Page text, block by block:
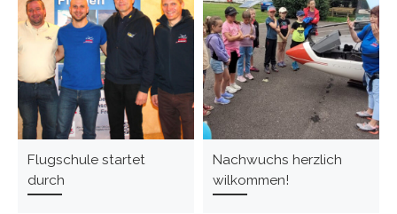
Flugschule startet
durch
Nachwuchs herzlich
wilkommen!